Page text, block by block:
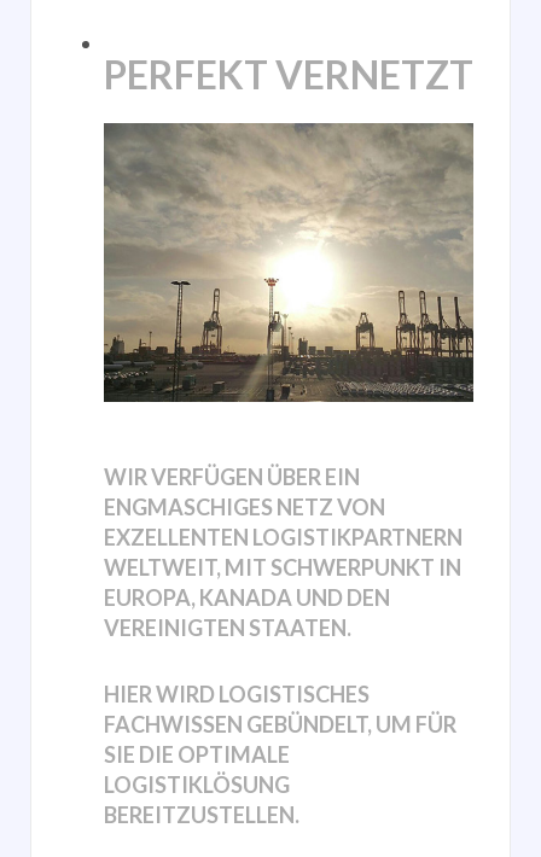
PERFEKT VERNETZT
WIR VERFÜGEN ÜBER EIN
ENGMASCHIGES NETZ VON
EXZELLENTEN LOGISTIKPARTNERN
WELTWEIT, MIT SCHWERPUNKT IN
EUROPA, KANADA UND DEN
VEREINIGTEN STAATEN.
HIER WIRD LOGISTISCHES
FACHWISSEN GEBÜNDELT, UM FÜR
SIE DIE OPTIMALE
LOGISTIKLÖSUNG
BEREITZUSTELLEN.